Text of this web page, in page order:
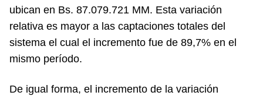
ubican en Bs. 87.079.721 MM. Esta variación
relativa es mayor a las captaciones totales del
sistema el cual el incremento fue de 89,7% en el
mismo período.
De igual forma, el incremento de la variación